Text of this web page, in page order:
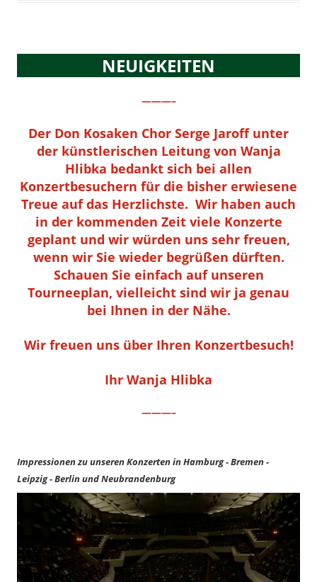
NEUIGKEITEN
———–
Der Don Kosaken Chor Serge Jaroff unter
der künstlerischen Leitung von Wanja
Hlibka bedankt sich bei allen
Konzertbesuchern für die bisher erwiesene
Treue auf das Herzlichste. Wir haben auch
in der kommenden Zeit viele Konzerte
geplant und wir würden uns sehr freuen,
wenn wir Sie wieder begrüßen dürften.
Schauen Sie einfach auf unseren
Tourneeplan, vielleicht sind wir ja genau
bei Ihnen in der Nähe.
Wir freuen uns über Ihren Konzertbesuch!
Ihr Wanja Hlibka
———–
Impressionen zu unseren Konzerten in Hamburg - Bremen -
Leipzig - Berlin und Neubrandenburg